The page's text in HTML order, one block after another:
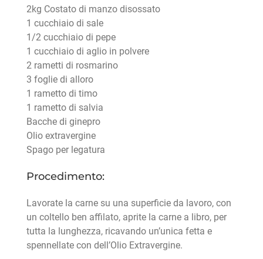
2kg Costato di manzo disossato
1 cucchiaio di sale
1/2 cucchiaio di pepe
1 cucchiaio di aglio in polvere
2 rametti di rosmarino
3 foglie di alloro
1 rametto di timo
1 rametto di salvia
Bacche di ginepro
Olio extravergine
Spago per legatura
Procedimento:
Lavorate la carne su una superficie da lavoro, con
un coltello ben affilato, aprite la carne a libro, per
tutta la lunghezza, ricavando un’unica fetta e
spennellate con dell’Olio Extravergine.